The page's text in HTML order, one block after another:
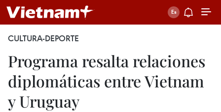
CULTURA-DEPORTE
Programa resalta relaciones
diplomáticas entre Vietnam
y Uruguay